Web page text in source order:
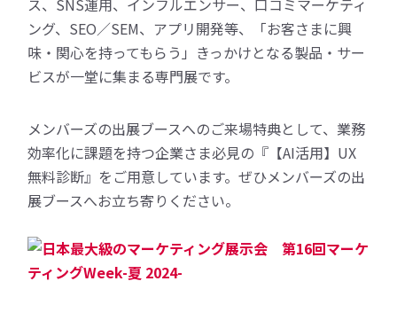
ス、SNS運用、インフルエンサー、口コミマーケティ
ング、SEO／SEM、アプリ開発等、「お客さまに興
味・関心を持ってもらう」きっかけとなる製品・サー
ビスが一堂に集まる専門展です。
メンバーズの出展ブースへのご来場特典として、業務
効率化に課題を持つ企業さま必見の『【AI活用】UX
無料診断』をご用意しています。ぜひメンバーズの出
展ブースへお立ち寄りください。